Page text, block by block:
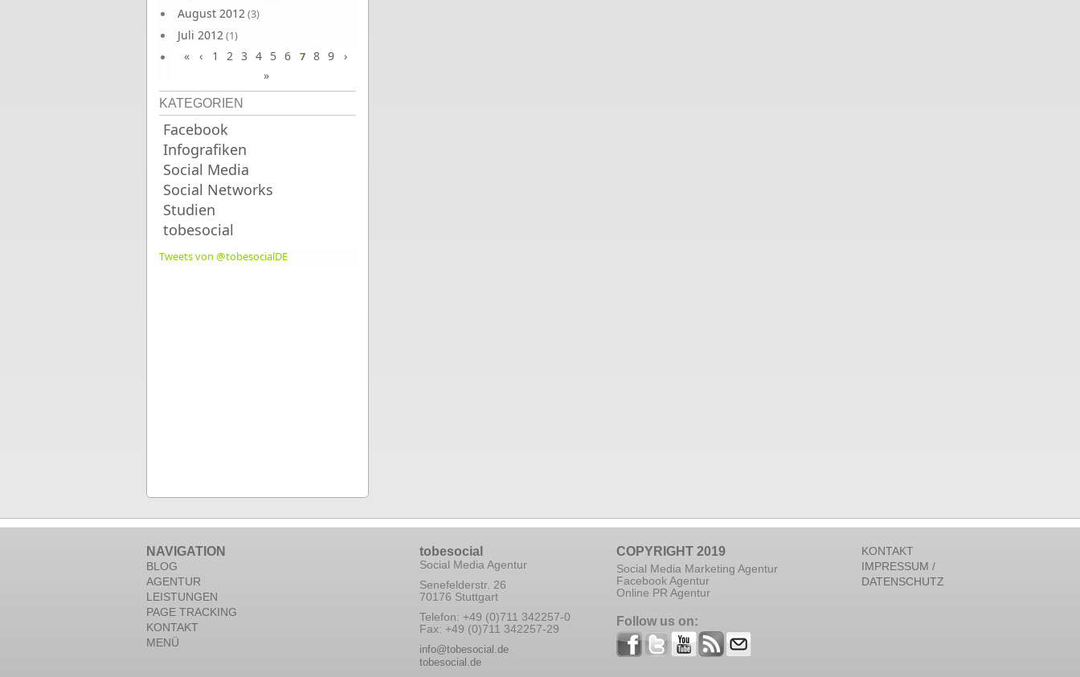
August 2012(3)
Juli 2012(1)
Juni 2012(4)
« ‹ 1 2 3 4 5 6 7 8 9
›
»
KATEGORIEN
Facebook
Infografiken
Social Media
Social Networks
Studien
tobesocial
Tweets von @tobesocialDE
NAVIGATION
BLOG
AGENTUR
LEISTUNGEN
PAGE TRACKING
KONTAKT
MENÜ
tobesocial
Social Media Agentur
Senefelderstr. 26
70176 Stuttgart
Telefon: +49 (0)711 342257-0
Fax: +49 (0)711 342257-29
info@tobesocial.de
tobesocial.de
COPYRIGHT 2019
Social Media Marketing Agentur
Facebook Agentur
Online PR Agentur
Follow us on:
KONTAKT
IMPRESSUM /
DATENSCHUTZ